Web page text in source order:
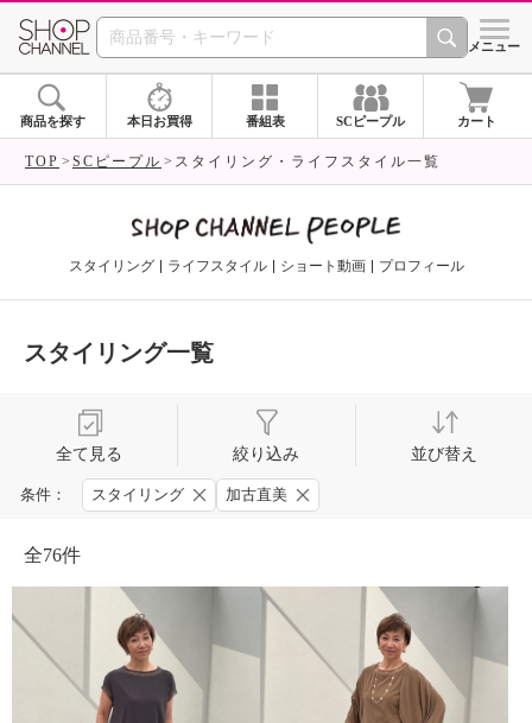
SHOP CHANNEL シメニュー
商品を探す 本日お買得 番組表 SCピープル カート
TOP SCピープル スタイリング・ライフスタイル一覧
スタイリング ライフスタイル ショート動画 プロフィール
スタイリング一覧
全て見る 絞り込み 並び替え
条件： スタイリング 加古直美
全76件